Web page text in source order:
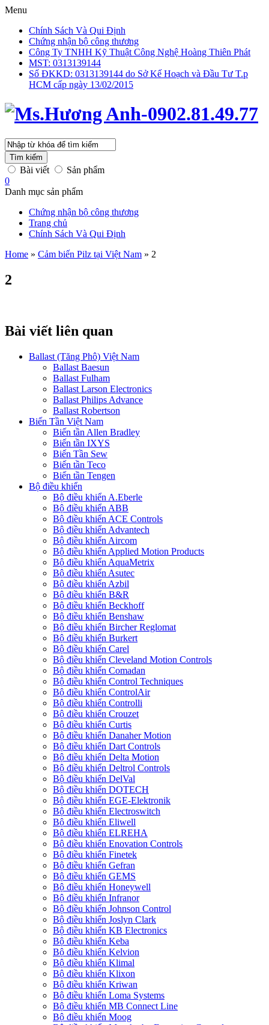
Menu
Chính Sách Và Qui Định
Chứng nhận bộ công thương
Công Ty TNHH Kỹ Thuật Công Nghệ Hoàng Thiên Phát
MST: 0313139144
Số ĐKKD: 0313139144 do Sở Kế Hoạch và Đầu Tư T.p
HCM cấp ngày 13/02/2015
Tìm kiếm
Bài viết
Sản phẩm
0
Danh mục sản phẩm
Chứng nhận bộ công thương
Trang chủ
Chính Sách Và Qui Định
Home » Cảm biến Pilz tại Việt Nam » 2
2
Bài viết liên quan
Ballast (Tăng Phô) Việt Nam
Ballast Baesun
Ballast Fulham
Ballast Larson Electronics
Ballast Philips Advance
Ballast Robertson
Biến Tần Việt Nam
Biến tần Allen Bradley
Biến tần IXYS
Biến Tần Sew
Biến tần Teco
Biến tần Tengen
Bộ điều khiển
Bộ điều khiển A.Eberle
Bộ điều khiển ABB
Bộ điều khiển ACE Controls
Bộ điều khiển Advantech
Bộ điều khiển Aircom
Bộ điều khiển Applied Motion Products
Bộ điều khiển AquaMetrix
Bộ điều khiển Asutec
Bộ điều khiển Azbil
Bộ điều khiển B&R
Bộ điều khiển Beckhoff
Bộ điều khiển Benshaw
Bộ điều khiển Bircher Reglomat
Bộ điều khiển Burkert
Bộ điều khiển Carel
Bộ điều khiển Cleveland Motion Controls
Bộ điều khiển Comadan
Bộ điều khiển Control Techniques
Bộ điều khiển ControlAir
Bộ điều khiển Controlli
Bộ điều khiển Crouzet
Bộ điều khiển Curtis
Bộ điều khiển Danaher Motion
Bộ điều khiển Dart Controls
Bộ điều khiển Delta Motion
Bộ điều khiển Deltrol Controls
Bộ điều khiển DelVal
Bộ điều khiển DOTECH
Bộ điều khiển EGE-Elektronik
Bộ điều khiển Electroswitch
Bộ điều khiển Eliwell
Bộ điều khiển ELREHA
Bộ điều khiển Enovation Controls
Bộ điều khiển Finetek
Bộ điều khiển Gefran
Bộ điều khiển GEMS
Bộ điều khiển Honeywell
Bộ điều khiển Infranor
Bộ điều khiển Johnson Control
Bộ điều khiển Joslyn Clark
Bộ điều khiển KB Electronics
Bộ điều khiển Keba
Bộ điều khiển Kelvion
Bộ điều khiển Klimal
Bộ điều khiển Klixon
Bộ điều khiển Kriwan
Bộ điều khiển Loma Systems
Bộ điều khiển MB Connect Line
Bộ điều khiển Moog